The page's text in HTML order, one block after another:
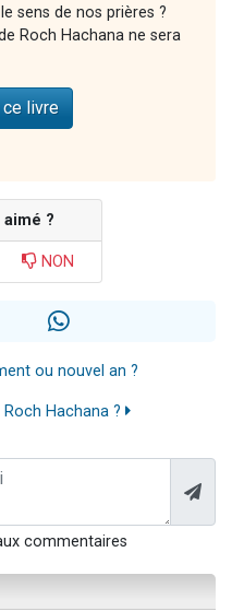
sens de nos prières ?
Roch Hachana ne sera
livre
?
NON
ou nouvel an ?
Hachana ?
commentaires